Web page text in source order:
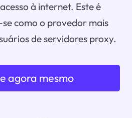
à internet. Este é
como o provedor mais
de servidores proxy.
agora mesmo